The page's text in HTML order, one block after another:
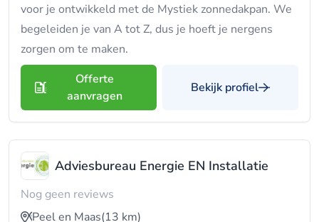
voor je ontwikkeld met de Mystiek zonnedakpan. We
begeleiden je van A tot Z, dus je hoeft je nergens
zorgen om te maken.
Offerte
aanvragen
Bekijk profiel
Adviesbureau Energie EN Installatie
Nog geen reviews
Peel en Maas(13 km)